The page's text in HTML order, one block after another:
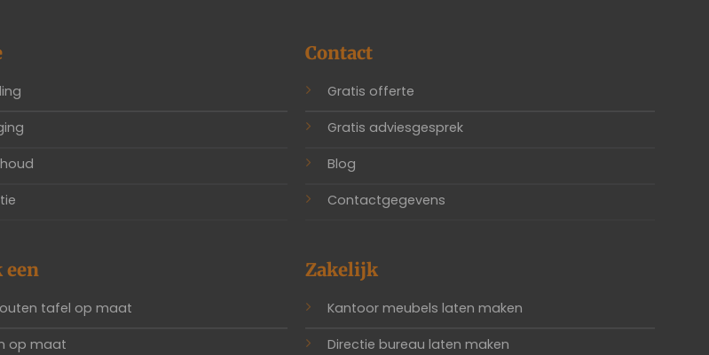
Contact
Gratis offerte
Gratis adviesgesprek
Blog
Contactgegevens
een
tafel op maat
op maat
Zakelijk
Kantoor meubels laten maken
Directie bureau laten maken